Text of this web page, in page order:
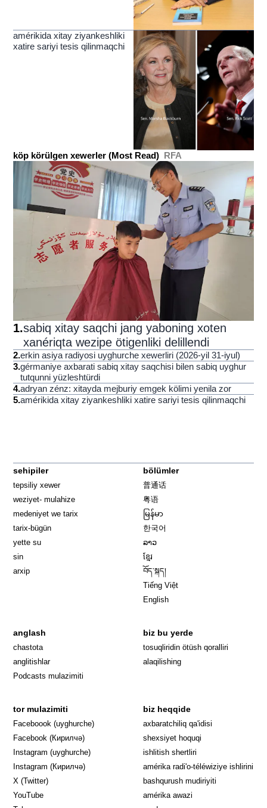
amérikida xitay ziyankeshliki
xatire sariyi tesis qilinmaqchi
köp körülgen xewerler (Most Read) RFA
1.sabiq xitay saqchi jang yaboning xoten
xanériqta wezipe ötigenliki delillendi
2.erkin asiya radiyosi uyghurche xewerliri (2026-yil 31-iyul)
3.gérmaniye axbarati sabiq xitay saqchisi bilen sabiq uyghur
tutqunni yüzleshtürdi
4.adryan zénz: xitayda mejburiy emgek kölimi yenila zor
5.amérikida xitay ziyankeshliki xatire sariyi tesis qilinmaqchi
sehipiler
tepsiliy xewer
weziyet- mulahize
medeniyet we tarix
tarix-bügün
yette su
sin
arxip
bölümler
普通话
粤语
မြန်မာ
한국어
ລາວ
ខ្មែរ
བོད་སྐད།
Tiếng Việt
English
anglash
chastota
anglitishlar
Podcasts mulazimiti
biz bu yerde
tosuqliridin ötüsh qoralliri
alaqilishing
tor mulazimiti
Faceboook (uyghurche) Opens in new window
Facebook (Кирилчә) Opens in new window
Instagram (uyghurche) Opens in new window
Instagram (Кирилчә) Opens in new window
X (Twitter)
YouTube
biz heqqide
axbaratchiliq qa'idisi
shexsiyet hoquqi
ishlitish shertliri
amérika radi'o-téléwiziye ishlirini
bashqurush mudiriyiti
amérika awazi